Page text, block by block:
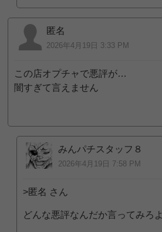
匿名
2026年4月19日 3:33 PM
この店オプチャで悪評が…
闇すぎて言えません
みんパチスタッフ８
2026年4月19日 7:58 PM
>匿名 さん
どんな悪評なんだか言ってみろよ